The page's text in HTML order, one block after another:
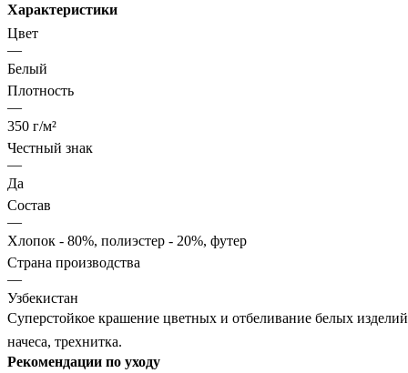
Характеристики
Цвет
—
Белый
Плотность
—
350 г/м²
Честный знак
—
Да
Состав
—
Хлопок - 80%, полиэстер - 20%, футер
Страна производства
—
Узбекистан
Суперстойкое крашение цветных и отбеливание белых
начеса, трехнитка.
Рекомендации по уходу